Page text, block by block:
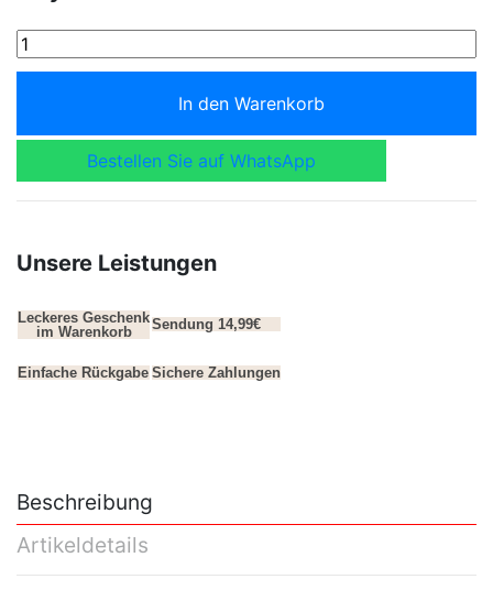
In den Warenkorb
Bestellen Sie auf WhatsApp
Unsere Leistungen
Leckeres Geschenk
im Warenkorb
Sendung 14,99€
Einfache Rückgabe Sichere Zahlungen
Beschreibung
Artikeldetails